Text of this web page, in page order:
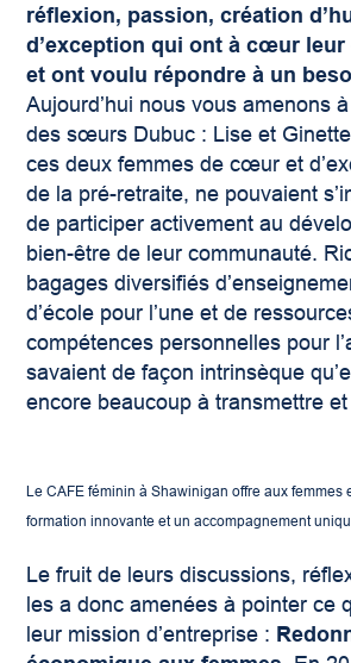
réflexion, passion, création
d’exception qui ont à cœur leur
et ont voulu répondre à un
Aujourd’hui nous vous amenons
des sœurs Dubuc : Lise et
ces deux femmes de cœur et
de la pré-retraite, ne pouvaient
de participer activement au
bien-être de leur communauté.
bagages diversifiés
d’école pour l’une et de
compétences personnelles pour
savaient de façon intrinsèque
encore beaucoup à transmettre et
Le CAFE féminin à Shawinigan offre aux femmes
formation innovante et un accompagnement
Le fruit de leurs discussions,
les a donc amenées à pointer ce
leur mission d’entreprise :